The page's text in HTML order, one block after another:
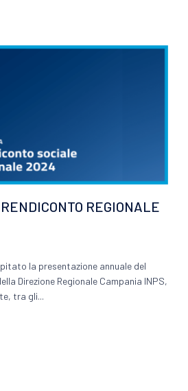
REGIONALE
la presentazione annuale del
Direzione Regionale Campania INPS,
tra gli...